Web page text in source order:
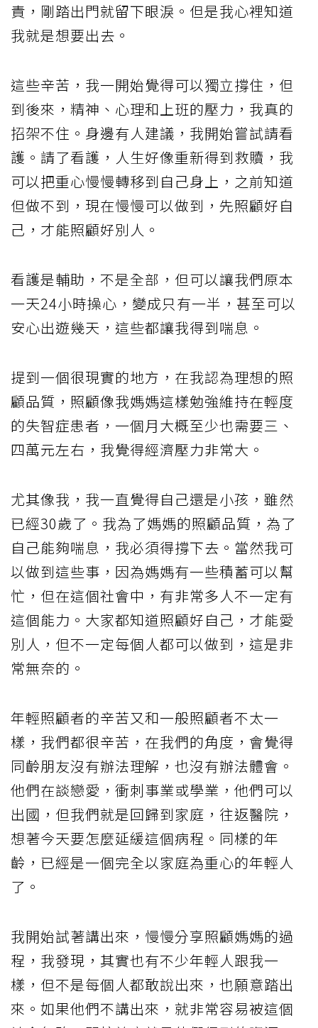
責，剛踏出門就留下眼淚。但是我心裡知道
我就是想要出去。
這些辛苦，我一開始覺得可以獨立撐住，但
到後來，精神、心理和上班的壓力，我真的
招架不住。身邊有人建議，我開始嘗試請看
護。請了看護，人生好像重新得到救贖，我
可以把重心慢慢轉移到自己身上，之前知道
但做不到，現在慢慢可以做到，先照顧好自
己，才能照顧好別人。
看護是輔助，不是全部，但可以讓我們原本
一天24小時操心，變成只有一半，甚至可以
安心出遊幾天，這些都讓我得到喘息。
提到一個很現實的地方，在我認為理想的照
顧品質，照顧像我媽媽這樣勉強維持在輕度
的失智症患者，一個月大概至少也需要三、
四萬元左右，我覺得經濟壓力非常大。
尤其像我，我一直覺得自己還是小孩，雖然
已經30歲了。我為了媽媽的照顧品質，為了
自己能夠喘息，我必須得撐下去。當然我可
以做到這些事，因為媽媽有一些積蓄可以幫
忙，但在這個社會中，有非常多人不一定有
這個能力。大家都知道照顧好自己，才能愛
別人，但不一定每個人都可以做到，這是非
常無奈的。
年輕照顧者的辛苦又和一般照顧者不太一
樣，我們都很辛苦，在我們的角度，會覺得
同齡朋友沒有辦法理解，也沒有辦法體會。
他們在談戀愛，衝刺事業或學業，他們可以
出國，但我們就是回歸到家庭，往返醫院，
想著今天要怎麼延緩這個病程。同樣的年
齡，已經是一個完全以家庭為重心的年輕人
了。
我開始試著講出來，慢慢分享照顧媽媽的過
程，我發現，其實也有不少年輕人跟我一
樣，但不是每個人都敢說出來，也願意踏出
來。如果他們不講出來，就非常容易被這個